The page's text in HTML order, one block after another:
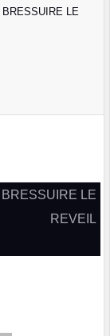
BRESSUIRE LE
BRESSUIRE LE
REVEIL